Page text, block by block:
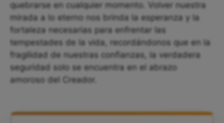
quebrarse en cualquier momento. Volver nuestra
mirada a lo eterno nos brinda la esperanza y la
fortaleza necesarias para enfrentar las
tempestades de la vida, recordándonos que en la
fragilidad de nuestras confianzas, la verdadera
seguridad solo se encuentra en el abrazo
amoroso del Creador.